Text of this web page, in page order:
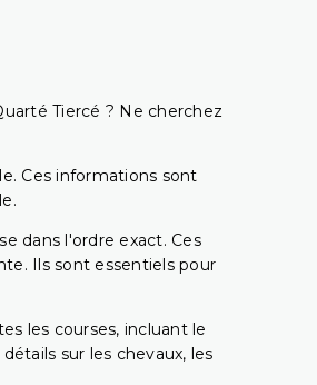
Tiercé ? Ne cherchez
Ces informations sont
dans l'ordre exact. Ces
Ils sont essentiels pour
les courses, incluant le
sur les chevaux, les